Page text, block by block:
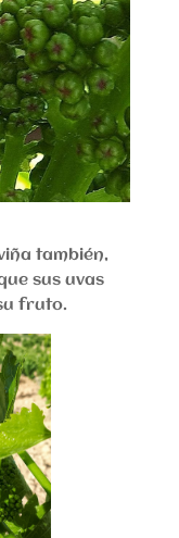
también,
sus uvas
fruto.